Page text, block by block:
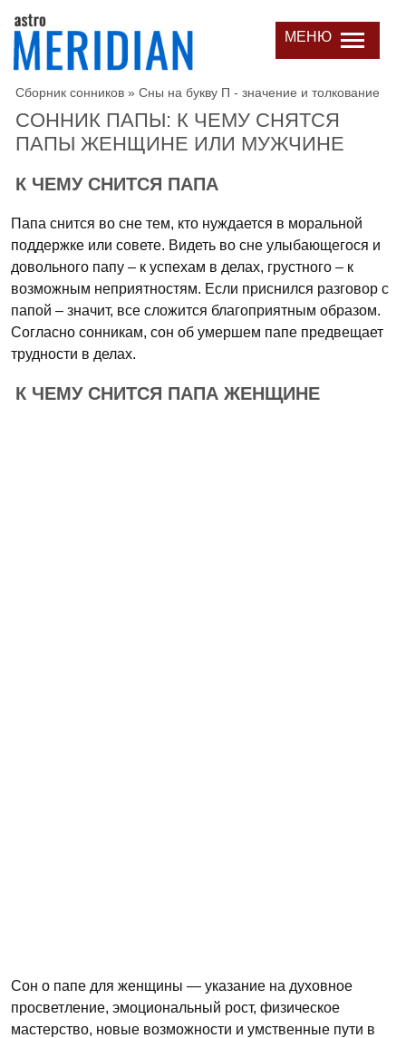
МЕНЮ
Сборник сонников » Сны на букву П - значение и толкование
СОННИК ПАПЫ: К ЧЕМУ СНЯТСЯ
ПАПЫ ЖЕНЩИНЕ ИЛИ МУЖЧИНЕ
К ЧЕМУ СНИТСЯ ПАПА
Папа снится во сне тем, кто нуждается в моральной
поддержке или совете. Видеть во сне улыбающегося и
довольного папу – к успехам в делах, грустного – к
возможным неприятностям. Если приснился разговор с
папой – значит, все сложится благоприятным образом.
Согласно сонникам, сон об умершем папе предвещает
трудности в делах.
К ЧЕМУ СНИТСЯ ПАПА ЖЕНЩИНЕ
Сон о папе для женщины — указание на духовное
просветление, эмоциональный рост, физическое
мастерство, новые возможности и умственные пути в